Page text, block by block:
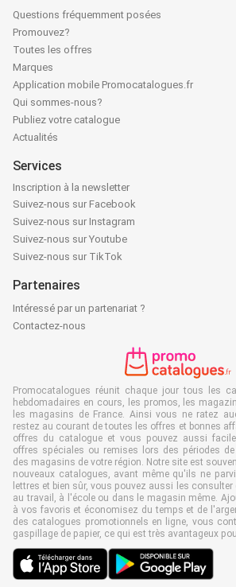
Questions fréquemment posées
Promouvez?
Toutes les offres
Marques
Application mobile Promocatalogues.fr
Qui sommes-nous?
Publiez votre catalogue
Actualités
Services
Inscription à la newsletter
Suivez-nous sur Facebook
Suivez-nous sur Instagram
Suivez-nous sur Youtube
Suivez-nous sur TikTok
Partenaires
Intéressé par un partenariat ?
Contactez-nous
Promocatalogues réunit chaque jour tous les
hebdomadaires en cours, les promos, les
les magasins de France. Ainsi vous ne ratez
restez au courant de toutes les offres et bonnes
offres du catalogue et vous pouvez aussi
offres spéciales ou remises lors des périodes
des magasins de votre région. Notre site est
nouveaux catalogues, avant même qu'ils ne
lettres et bien sûr, vous pouvez aussi les
au travail, à l'école ou dans le magasin même.
à vos favoris et économisez du temps et de
des catalogues promotionnels en ligne, vous
gaspillage de papier, ce qui est très avantageux